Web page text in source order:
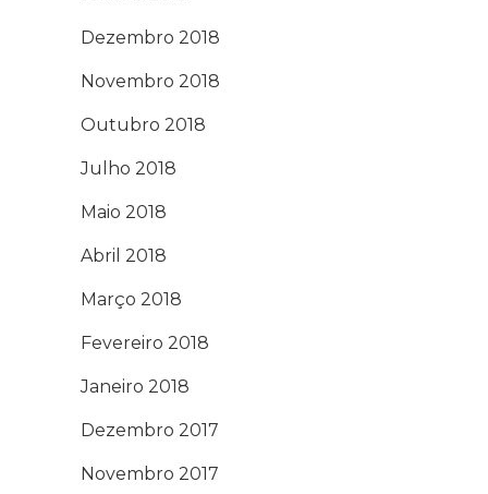
Dezembro 2018
Novembro 2018
Outubro 2018
Julho 2018
Maio 2018
Abril 2018
Março 2018
Fevereiro 2018
Janeiro 2018
Dezembro 2017
Novembro 2017